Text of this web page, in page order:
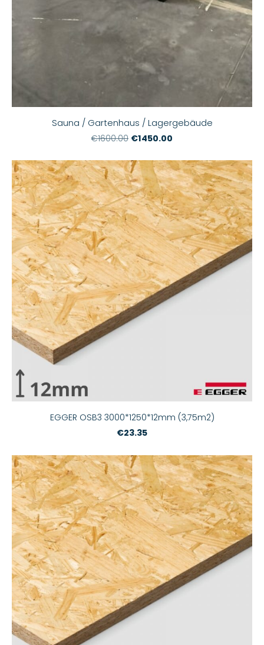
Sauna / Gartenhaus / Lagergebäude
€1600.00 €1450.00
EGGER OSB3 3000*1250*12mm (3,75m2)
€23.35